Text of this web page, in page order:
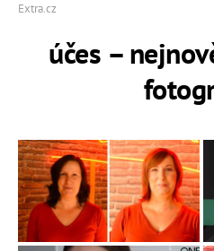
Extra.cz
účes –